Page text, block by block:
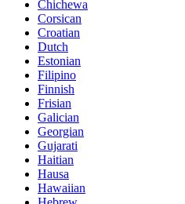
Chichewa
Corsican
Croatian
Dutch
Estonian
Filipino
Finnish
Frisian
Galician
Georgian
Gujarati
Haitian
Hausa
Hawaiian